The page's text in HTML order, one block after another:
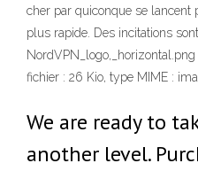
cher par quiconque se lancent
plus rapide. Des incitations
fichier : 26 Kio, type MIME :
We are ready to
another level.